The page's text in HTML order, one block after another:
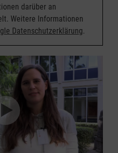
darüber an
Weitere Informationen
Datenschutzerklärung.